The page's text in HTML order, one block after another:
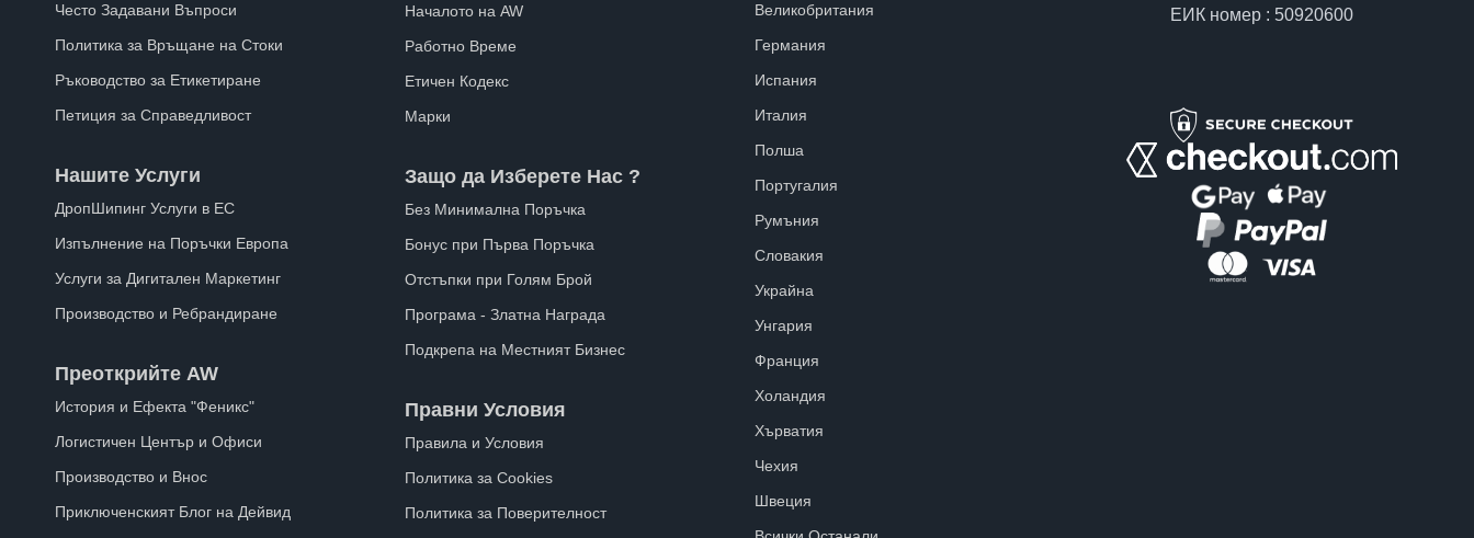
Често Задавани Въпроси
Политика за Връщане на Стоки
Ръководство за Етикетиране
Петиция за Справедливост
Нашите Услуги
ДропШипинг Услуги в ЕС
Изпълнение на Поръчки Европа
Услуги за Дигитален Маркетинг
Производство и Ребрандиране
Преоткрийте AW
История и Ефекта "Феникс"
Логистичен Център и Офиси
Производство и Внос
Приключенският Блог на Дейвид
Началото на AW
Работно Време
Етичен Кодекс
Марки
Защо да Изберете Нас ?
Без Минимална Поръчка
Бонус при Първа Поръчка
Отстъпки при Голям Брой
Програма - Златна Награда
Подкрепа на Местният Бизнес
Правни Условия
Правила и Условия
Политика за Cookies
Политика за Поверителност
Великобритания
Германия
Испания
Италия
Полша
Португалия
Румъния
Словакия
Украйна
Унгария
Франция
Холандия
Хърватия
Чехия
Швеция
ЕИК номер : 50920600